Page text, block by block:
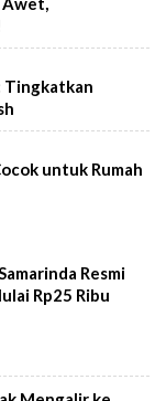
Tingkatkan
untuk Rumah
Resmi
Rp25 Ribu